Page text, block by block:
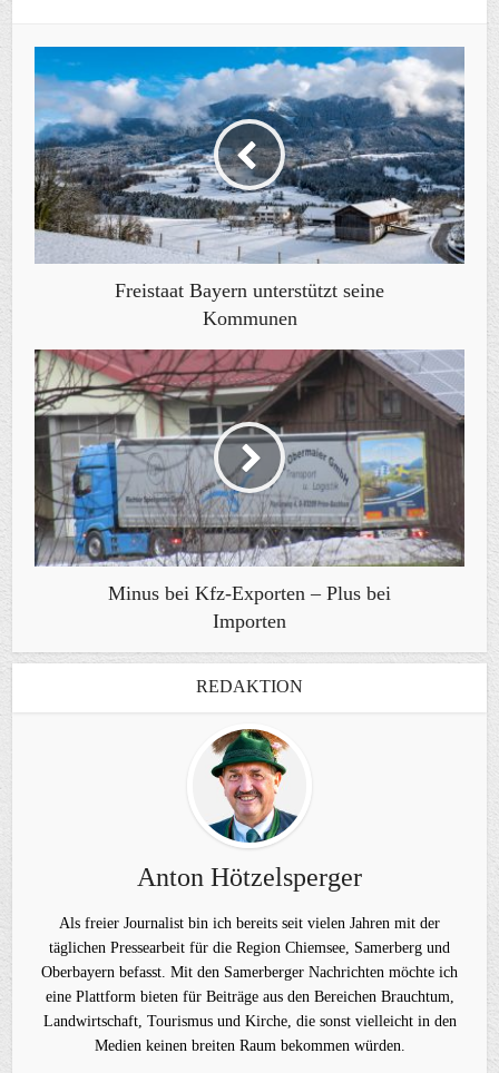
Freistaat Bayern unterstützt seine
Kommunen
Minus bei Kfz-Exporten – Plus bei
Importen
REDAKTION
Anton Hötzelsperger
Als freier Journalist bin ich bereits seit vielen Jahren mit der
täglichen Pressearbeit für die Region Chiemsee, Samerberg und
Oberbayern befasst. Mit den Samerberger Nachrichten möchte ich
eine Plattform bieten für Beiträge aus den Bereichen Brauchtum,
Landwirtschaft, Tourismus und Kirche, die sonst vielleicht in den
Medien keinen breiten Raum bekommen würden.